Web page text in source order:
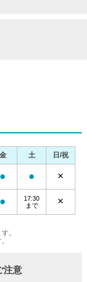
。
金 土
日/祝
● ● ×
●
17:30
まで
×
注意